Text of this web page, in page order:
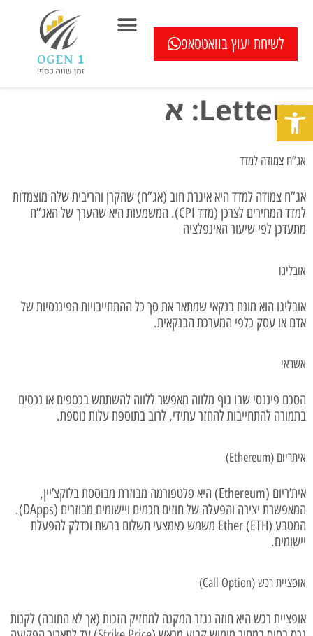
לשיחת יעוץ בוואטסאפ
Letters: א
אג”ח צמודה למדד
אג”ח צמודה למדד היא איגרת חוב (אג”ח) שהקרן והריבית שלה מוצמדות
למדד המחירים לצרכן (מדד CPI). המשמעות היא שהערך של האג”ח
מתעדכן לפי שיעור האינפלציה
אובליגו
אובליגו הוא מונח בנקאי שמתאר את סך כל ההתחייבויות הפיננסיות של
אדם או עסק כלפי המערכת הבנקאית.
אשראי
הסכם פיננסי שבו גוף מלווה מאפשר ללווה להשתמש בכספים או נכסים
בתמורה להתחייבות להחזר עתידי, לרוב בתוספת עלות נוספת.
איתריום (Ethereum)
אית’ריום (Ethereum) היא פלטפורמה מבוזרת מבוססת בלוקצ’יין,
המאפשרת יצירה והפעלה של חוזים חכמים ויישומים מבוזרים (DApps).
המטבע Ether (ETH) משמש כאמצעי תשלום ברשת וכדלק להפעלת
יישומים.
אופציית רכש (Call Option)
אופציית רכש היא חוזה נגזר המקנה למחזיק הזכות (אך לא החובה) לקנות
פתח סרגל נגישות